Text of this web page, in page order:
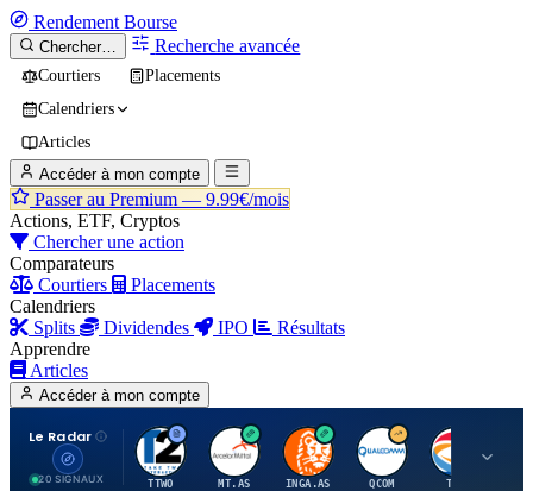
Rendement Bourse
Chercher… Recherche avancée
Courtiers
Placements
Calendriers
Articles
Accéder à mon compte
Passer au Premium — 9.99€/mois
Actions, ETF, Cryptos
Chercher une action
Comparateurs
Courtiers
Placements
Calendriers
Splits
Dividendes IPO
Résultats
Apprendre
Articles
Accéder à mon compte
Le Radar
20 SIGNAUX
T
TTWO
A
MT.AS
I
INGA.AS
Q
QCOM
T
TTE